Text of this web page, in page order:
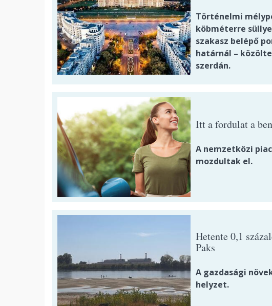
Történelmi
köbméterre
szakasz belépő
határnál –
szerdán.
Itt a fordulat a
A nemzetközi
mozdultak el.
Hetente 0,1
Paks
A gazdasági
helyzet.